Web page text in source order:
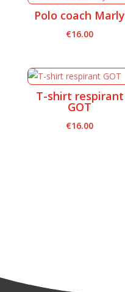
Polo coach Marly
€16.00
T-shirt respirant
GOT
€16.00